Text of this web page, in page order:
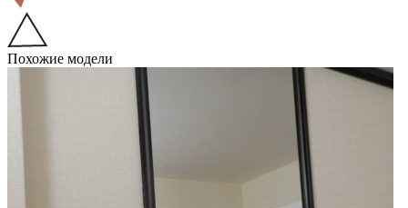
Похожие модели